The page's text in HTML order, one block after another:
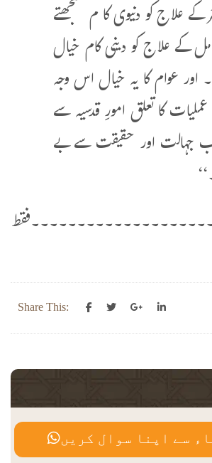
علاج کو دنیوی کا م سمجھتے
کے علاج کو دینی کام خیال
عوام کا یہ خیال اس وجہ
کا تعلق امورِ قدسیہ سے
جہالت اور حقیقت سے بے
Share This:
سے اپنا سوال کریں